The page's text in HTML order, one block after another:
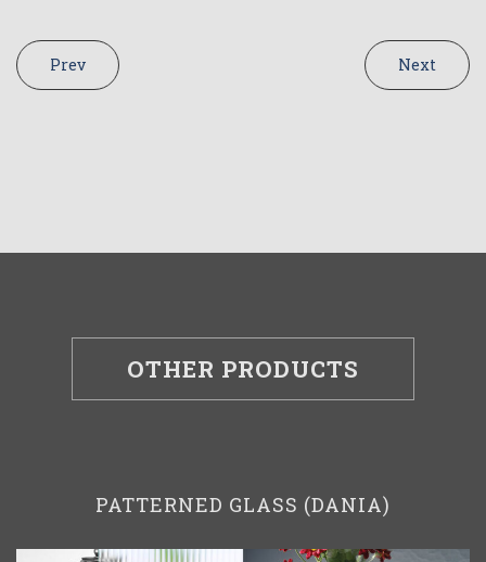
Prev Next
OTHER PRODUCTS
PATTERNED GLASS (DANIA)